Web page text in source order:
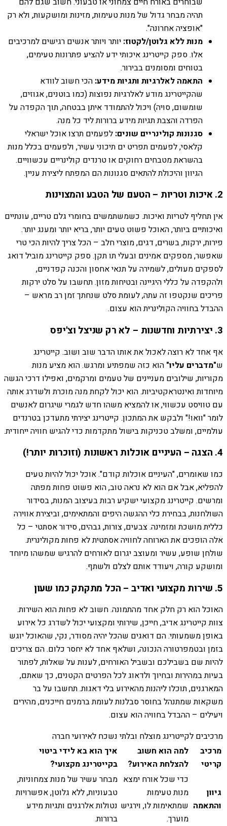
תהיה מבחר גדול של מנות טעימות, מזינות ומושקעות, ולא רק
"אופציה אחרונה".
מנות ללא גלוטן/לקטוז: יותר ויותר אנשים רגישים למרכיבים
אלו. ספק קייטרינג איכותי ידע להציע פתרונות טעימים,
בטוחים ומסומנים בבירור.
התאמה לאלרגיות ותגיות מידע: הכי חשוב לוודא
שהקייטרינג מודע לאלרגיות נפוצות (כמו בוטנים, אגוזים,
שומשום, סויה) ויכול להתמודד איתן בבטחה, תוך הקפדה על
הפרדה והצבת תגיות מידע ברורות ליד כל מנה.
סגנונות קולינריים שונים: לפעמים תרצו אוכל ישראלי
קלאסי, לפעמים תפריט ים תיכוני עשיר, ולפעמים בכלל מנות
בהשראת מטבחים רחוקים או טרנדים קולינריים עכשוויים.
הגיוון והיכולת להתאים סגנונות הם המפתח ליצירת עניין.
2. איכות וטריות – הטעם של הטבע והמצוינות
אין תחליף לטריות ואיכות. כשמשתמשים בחומרי גלם טריים, עונתיים
ואיכותיים ביותר, האוכל פשוט טעים יותר, בריא יותר ומענג יותר.
פירות, ירקות, בשרים, דגים, מוצרי חלב – הכל צריך להיות הכי טרי
שאפשר, מספקים אמינים ובעלי תו תקן. ספק קייטרינג מוביל דואג
לספקים מעולים, לשמירה על תנאי אחסון והכנה קפדניים,
ולהקפדה על כללי היגיינה ובטיחות מזון. תחשבו על סלט ירקות
פריכים שנקטפו זה עתה, לעומת סלט שנחתך זמן רב מראש –
ההבדל בחוויה הקולינרית הוא עצום.
3. יצירתיות וחדשנות – לא רק שניצל וצ'יפס
אף אחד לא רוצה לאכול את אותו הדבר שוב ושוב. קייטרינג
ש"מדברים עליו" הוא כזה שמפתיע ומרגש. הוא מציע מנות
מקוריות, שילובים מעניינים של טעמים ומרקמים, ואפילו דרכי הגשה
מיוחדות ואינטראקטיביות. הוא יכול לקחת מנה מוכרת ולשדרג אותה
עם טוויסט עכשווי, או להמציא משהו חדש לגמרי שיגרום לאנשים
לומר "וואו!" ולבקש את המתכון. קייטרינג יצירתי מתעדכן בטרנדים
עולמיים, ומשלב טכניקות בישול מתקדמות כדי להגיש חוויה ייחודית.
4. הצגה – העיניים אוכלות ראשונות (וזוכרות יותר!)
כמו שאומרים, "העיניים אוכלות קודם". אוכל יכול להיות טעים
להפליא, אבל אם הוא לא נראה טוב, הוא פשוט פחות מפתה
ומרשים. קייטרינג מקצועי ישקיע רבות בעיצוב המנות, בסידור
השולחנות, בבחירת כלי ההגשה היפים והמתאימים, וביצירת אווירה
כללית מושכת ומזמינה. צבעים, צורות, גבהים, סידור אסתטי – כל
אלה הופכים את הארוחה לחוויה אסתטית לא פחות מקולינרית.
שולחן שופע, עשיר ומעוצב יגרום לאורחים להרגיש שמשהו מיוחד
ומושקע קורה, ויעודד אותם לצלם ולשתף.
5. שירות מקצועי ואדיב – הכל מתקתק כמו שעון
האוכל הוא רק חלק אחד מהתמונה. חשוב לא פחות הוא השירות.
צוות קייטרינג אדיב, חייכן, שירותי ומקצועי יכול לשדרג כל אירוע
באופן משמעותי. הם דואגים שהכל יהיה מסודר, נקי, שהאוכל יוגש
בזמן ובטמפרטורה הנכונה, ושלאף אחד לא יחסר כלום. הם צריכים
להיות שם בשבילכם ובשביל האורחים, לענות על שאלות, לפתור
בעיות במהירות ובחיוך ולדאוג לכל הפרטים הקטנים, כך שאתם,
המארגנים, תוכלו ליהנות מהאירוע בלי דאגות. תחשבו על בר
משקאות שמתנהל בחוסר סבלנות לעומת ברמנים חייכנים, מהירים
ויעילים – ההבדל בחוויה הוא עצום.
מרכיבים לקייטרינג מוצלח ובלתי נשכח לאירועי חברה
מרכיב
קריטי
למה הוא חשוב
להצלחת האירוע?
איך הוא בא לידי ביטוי
בקייטרינג מקצועי?
גיוון
והתאמה
כדי שכל אורח ימצא
מנות טעימות
שמתאימות לו, וירגיש
מוערך.
מבחר עשיר של מנות צמחוניות,
טבעוניות, ללא גלוטן, אפשרויות
נטולות אלרגנים ותגיות מידע
ברורות.